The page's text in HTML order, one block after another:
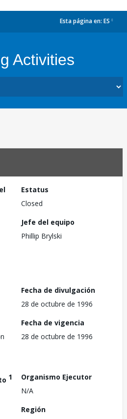
Esta página en: ES
Activities
Estatus
Closed
Jefe del equipo
Phillip Brylski
Fecha de divulgación
28 de octubre de 1996
Fecha de vigencia
28 de octubre de 1996
1
Organismo Ejecutor
N/A
Región